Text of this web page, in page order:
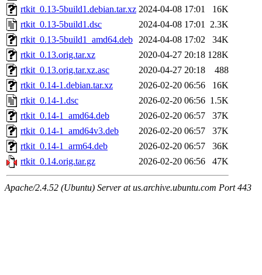
rtkit_0.13-5build1.debian.tar.xz 2024-04-08 17:01
16K
rtkit_0.13-5build1.dsc
2024-04-08 17:01 2.3K
rtkit_0.13-5build1_amd64.deb 2024-04-08 17:02
34K
rtkit_0.13.orig.tar.xz
2020-04-27 20:18 128K
rtkit_0.13.orig.tar.xz.asc
2020-04-27 20:18
488
rtkit_0.14-1.debian.tar.xz
2026-02-20 06:56
16K
rtkit_0.14-1.dsc
2026-02-20 06:56 1.5K
rtkit_0.14-1_amd64.deb
2026-02-20 06:57
37K
rtkit_0.14-1_amd64v3.deb
2026-02-20 06:57
37K
rtkit_0.14-1_arm64.deb
2026-02-20 06:57
36K
rtkit_0.14.orig.tar.gz
2026-02-20 06:56 47K
Apache/2.4.52 (Ubuntu) Server at us.archive.ubuntu.com Port 443